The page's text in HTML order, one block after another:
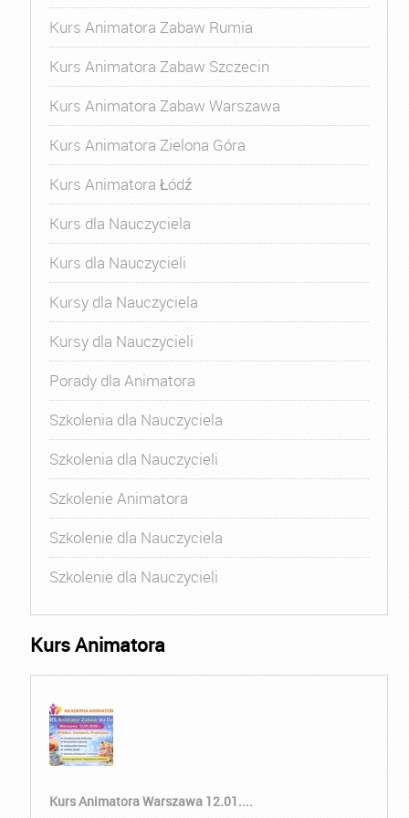
Kurs Animatora Zabaw Rumia
Kurs Animatora Zabaw Szczecin
Kurs Animatora Zabaw Warszawa
Kurs Animatora Zielona Góra
Kurs Animatora Łódź
Kurs dla Nauczyciela
Kurs dla Nauczycieli
Kursy dla Nauczyciela
Kursy dla Nauczycieli
Porady dla Animatora
Szkolenia dla Nauczyciela
Szkolenia dla Nauczycieli
Szkolenie Animatora
Szkolenie dla Nauczyciela
Szkolenie dla Nauczycieli
Kurs Animatora
Kurs Animatora Warszawa 12.01....